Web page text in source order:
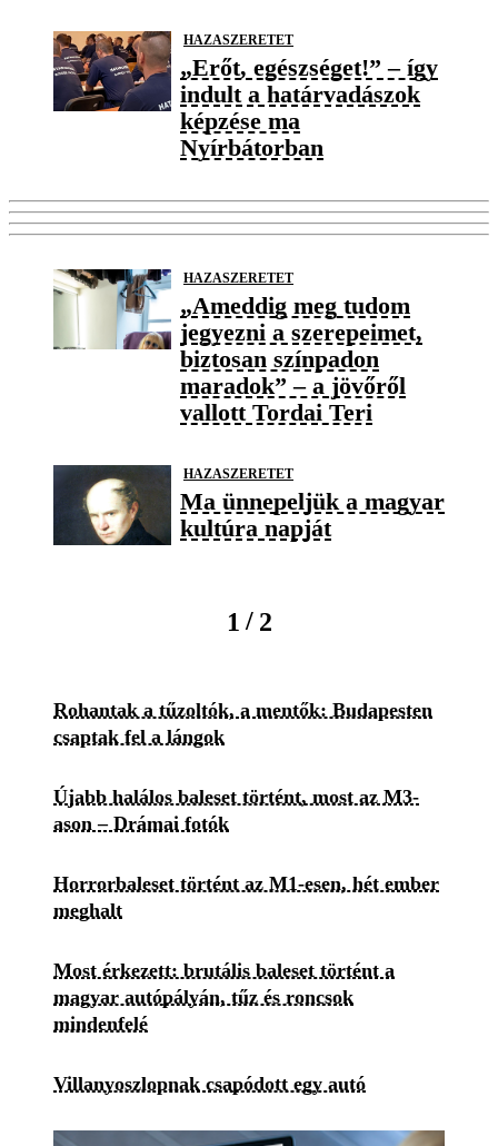
HAZASZERETET
„Erőt, egészséget!” – így
indult a határvadászok
képzése ma
Nyírbátorban
HAZASZERETET
„Ameddig meg tudom
jegyezni a szerepeimet,
biztosan színpadon
maradok” – a jövőről
vallott Tordai Teri
HAZASZERETET
Ma ünnepeljük a magyar
kultúra napját
1 / 2
Rohantak a tűzoltók, a mentők: Budapesten
csaptak fel a lángok
Újabb halálos baleset történt, most az M3-
ason – Drámai fotók
Horrorbaleset történt az M1-esen, hét ember
meghalt
Most érkezett: brutális baleset történt a
magyar autópályán, tűz és roncsok
mindenfelé
Villanyoszlopnak csapódott egy autó